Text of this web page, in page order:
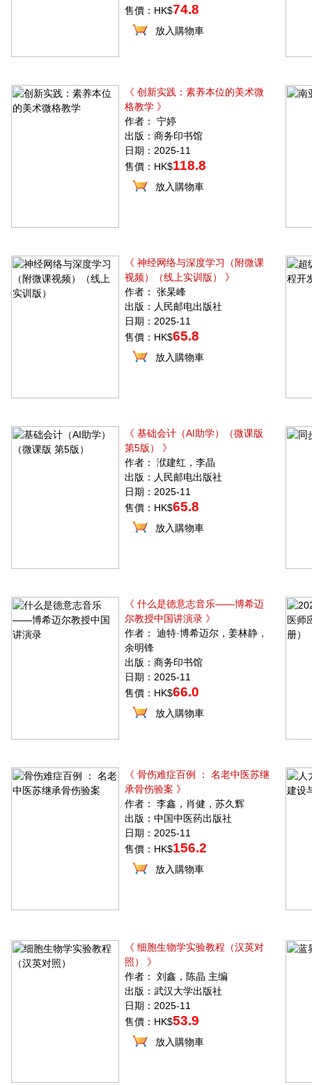
售價：HK$74.8
放入購物車
《 创新实践：素养本位的美术微
格教学 》
作者： 宁婷
出版：商务印书馆
日期：2025-11
售價：HK$118.8
放入購物車
《 神经网络与深度学习（附微课
视频）（线上实训版） 》
作者： 张杲峰
出版：人民邮电出版社
日期：2025-11
售價：HK$65.8
放入購物車
《 基础会计（AI助学）（微课版
第5版） 》
作者： 洑建红，李晶
出版：人民邮电出版社
日期：2025-11
售價：HK$65.8
放入購物車
《 什么是德意志音乐——博希迈
尔教授中国讲演录 》
作者： 迪特·博希迈尔，姜林静，
余明锋
出版：商务印书馆
日期：2025-11
售價：HK$66.0
放入購物車
《 骨伤难症百例 ： 名老中医苏继
承骨伤验案 》
作者： 李鑫，肖健，苏久辉
出版：中国中医药出版社
日期：2025-11
售價：HK$156.2
放入購物車
《 细胞生物学实验教程（汉英对
照） 》
作者： 刘鑫，陈晶 主编
出版：武汉大学出版社
日期：2025-11
售價：HK$53.9
放入購物車